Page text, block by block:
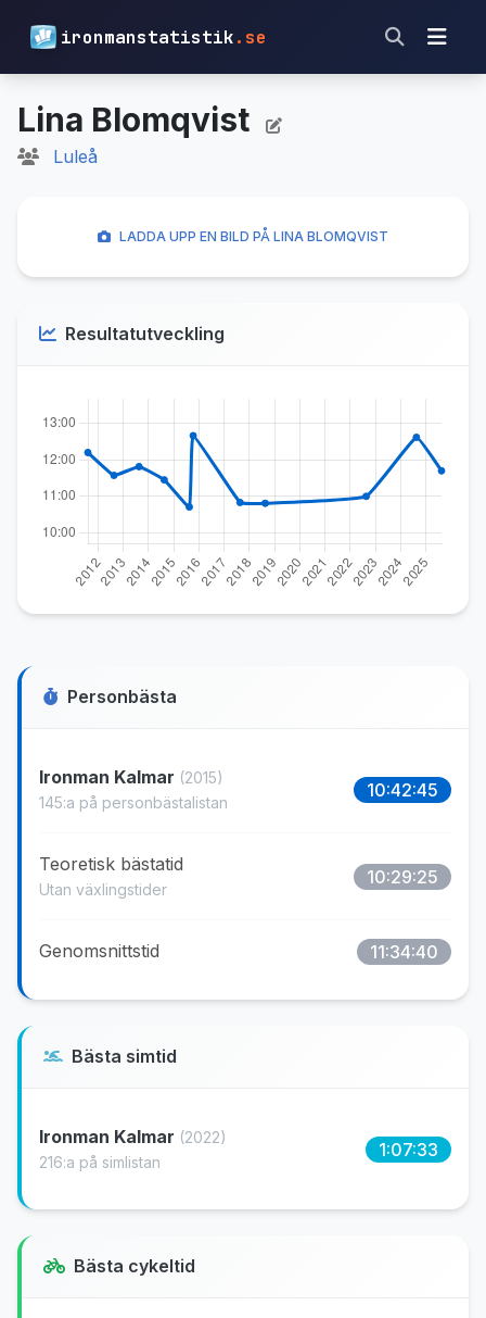
ironmanstatistik.se
Lina Blomqvist
Luleå
Personbästa
Ironman Kalmar (2015)
145:a på personbästalistan
10:42:45
Teoretisk bästatid
Utan växlingstider
10:29:25
Genomsnittstid 11:34:40
Bästa simtid
Ironman Kalmar (2022)
216:a på simlistan
1:07:33
Bästa cykeltid
LADDA UPP EN BILD PÅ LINA BLOMQVIST
Resultatutveckling